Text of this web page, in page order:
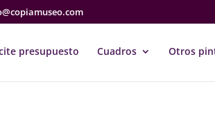
presupuesto Cuadros Otros